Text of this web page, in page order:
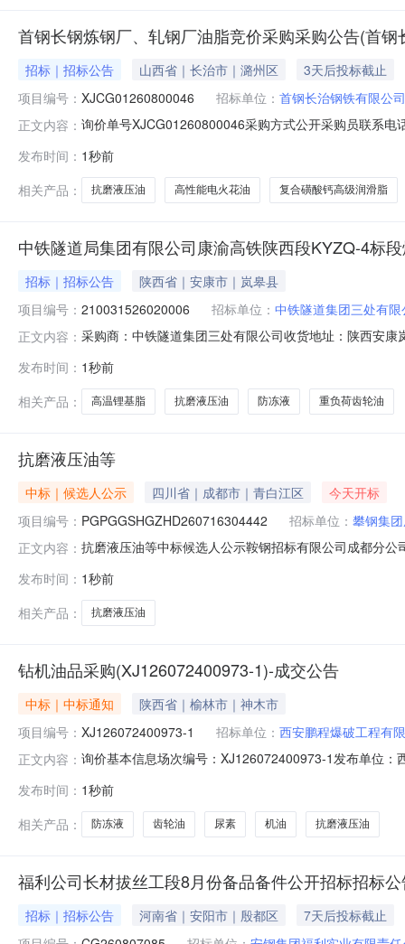
首钢长钢炼钢厂、轧钢厂油脂竞价采购采购公告(首钢
招标｜招标公告 山西省｜长治市｜潞州区
3天后投标截止
项目编号： XJCG01260800046 招标单位： 首钢长治钢铁有限公司
正文内容： 询价单号XJCG01260800046采购方式公开采购员联系
轮油；规格型号：L-CKC220；图号：-品牌综合3.4吨
发布时间： 1秒前
相关产品：
抗磨液压油 高性能电火花油 复合磺酸钙高级润滑脂
中铁隧道局集团有限公司康渝高铁陕西段KYZQ-4标
招标｜招标公告
陕西省｜安康市｜岚皋县
项目编号： 210031526020006 招标单位： 中铁隧道集团三处有限
正文内容： 采购商：中铁隧道集团三处有限公司收货地址：陕西安
岚皋县滔河镇漳河村商机详细信息采购类型：标准订单(
发布时间： 1秒前
相关产品：
高温锂基脂 抗磨液压油 防冻液 重负荷齿轮油
抗磨液压油等
中标｜候选人公示 四川省｜成都市｜青白江区
今天开标
项目编号： PGPGGSHGZHD260716304442 招标单位： 攀钢集
正文内容： 抗磨液压油等中标候选人公示鞍钢招标有限公司成都分
标结果公示如下：招标编号：
发布时间： 1秒前
相关产品：
抗磨液压油
钻机油品采购(XJ126072400973-1)-成交公告
中标｜中标通知
陕西省｜榆林市｜神木市
项目编号： XJ126072400973-1 招标单位： 西安鹏程爆破工程有
正文内容： 询价基本信息场次编号：XJ126072400973-1发布单位
币)HT1260807025312防冻液西安鑫德奥工程机械有限
发布时间： 1秒前
相关产品：
防冻液 齿轮油 尿素 机油 抗磨液压油
福利公司长材拔丝工段8月份备品备件公开招标招标
招标｜招标公告 河南省｜安阳市｜殷都区
7天后投标截止